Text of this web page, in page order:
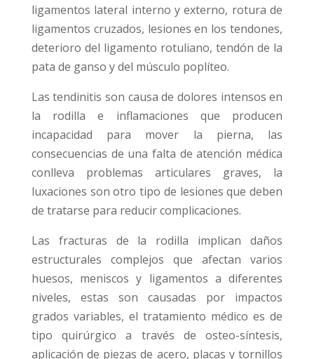
ligamentos lateral interno y externo, rotura de
ligamentos cruzados, lesiones en los tendones,
deterioro del ligamento rotuliano, tendón de la
pata de ganso y del músculo poplíteo.
Las tendinitis son causa de dolores intensos en
la rodilla e inflamaciones que producen
incapacidad para mover la pierna, las
consecuencias de una falta de atención médica
conlleva problemas articulares graves, la
luxaciones son otro tipo de lesiones que deben
de tratarse para reducir complicaciones.
Las fracturas de la rodilla implican daños
estructurales complejos que afectan varios
huesos, meniscos y ligamentos a diferentes
niveles, estas son causadas por impactos
grados variables, el tratamiento médico es de
tipo quirúrgico a través de osteo-síntesis,
aplicación de piezas de acero, placas y tornillos